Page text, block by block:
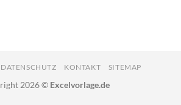
DATENSCHUTZ KONTAKT SITEMAP
2026 © Excelvorlage.de